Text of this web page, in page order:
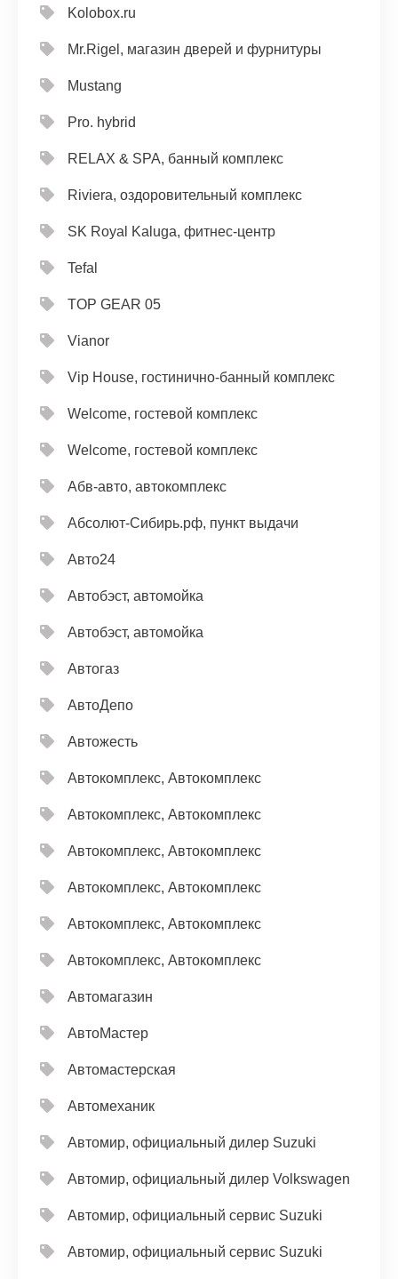
Kolobox.ru
Mr.Rigel, магазин дверей и фурнитуры
Mustang
Pro. hybrid
RELAX & SPA, банный комплекс
Riviera, оздоровительный комплекс
SK Royal Kaluga, фитнес-центр
Tefal
TOP GEAR 05
Vianor
Vip House, гостинично-банный комплекс
Welcome, гостевой комплекс
Welcome, гостевой комплекс
Абв-авто, автокомплекс
Абсолют-Сибирь.рф, пункт выдачи
Авто24
Автобэст, автомойка
Автобэст, автомойка
Автогаз
АвтоДепо
Автожесть
Автокомплекс, Автокомплекс
Автокомплекс, Автокомплекс
Автокомплекс, Автокомплекс
Автокомплекс, Автокомплекс
Автокомплекс, Автокомплекс
Автокомплекс, Автокомплекс
Автомагазин
АвтоМастер
Автомастерская
Автомеханик
Автомир, официальный дилер Suzuki
Автомир, официальный дилер Volkswagen
Автомир, официальный сервис Suzuki
Автомир, официальный сервис Suzuki